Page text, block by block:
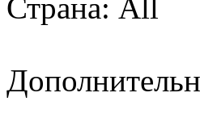
Страна: All